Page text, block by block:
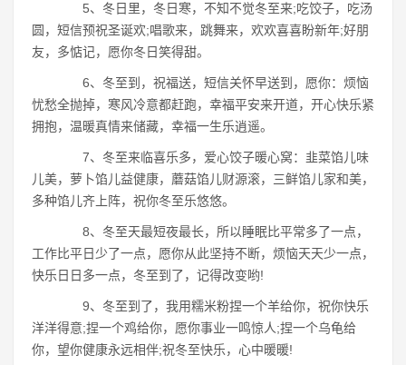
5、冬日里，冬日寒，不知不觉冬至来;吃饺子，吃汤
圆，短信预祝圣诞欢;唱歌来，跳舞来，欢欢喜喜盼新年;好朋
友，多惦记，愿你冬日笑得甜。
6、冬至到，祝福送，短信关怀早送到，愿你：烦恼
忧愁全抛掉，寒风冷意都赶跑，幸福平安来开道，开心快乐紧
拥抱，温暖真情来储藏，幸福一生乐逍遥。
7、冬至来临喜乐多，爱心饺子暖心窝：韭菜馅儿味
儿美，萝卜馅儿益健康，蘑菇馅儿财源滚，三鲜馅儿家和美，
多种馅儿齐上阵，祝你冬至乐悠悠。
8、冬至天最短夜最长，所以睡眠比平常多了一点，
工作比平日少了一点，愿你从此坚持不断，烦恼天天少一点，
快乐日日多一点，冬至到了，记得改变哟!
9、冬至到了，我用糯米粉捏一个羊给你，祝你快乐
洋洋得意;捏一个鸡给你，愿你事业一鸣惊人;捏一个乌龟给
你，望你健康永远相伴;祝冬至快乐，心中暖暖!